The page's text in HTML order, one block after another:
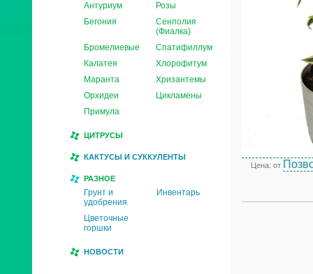
Антуриум
Розы
Бегония
Сенполия
(Фиалка)
Бромелиевые
Спатифиллум
Калатея
Хлорофитум
Маранта
Хризантемы
Орхидеи
Цикламены
Примула
ЦИТРУСЫ
КАКТУСЫ И СУККУЛЕНТЫ
РАЗНОЕ
Грунт и
удобрения
Инвентарь
Цветочные
горшки
НОВОСТИ
Цена: от